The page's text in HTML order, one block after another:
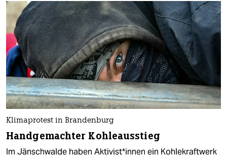
Klimaprotest in Brandenburg
Handgemachter Kohleausstieg
Im Jänschwalde haben Ak­ti­vis­t*in­nen ein Kohlekraftwerk